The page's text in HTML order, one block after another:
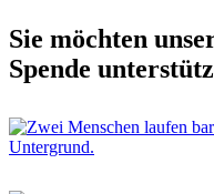
Sie möchten
Spende